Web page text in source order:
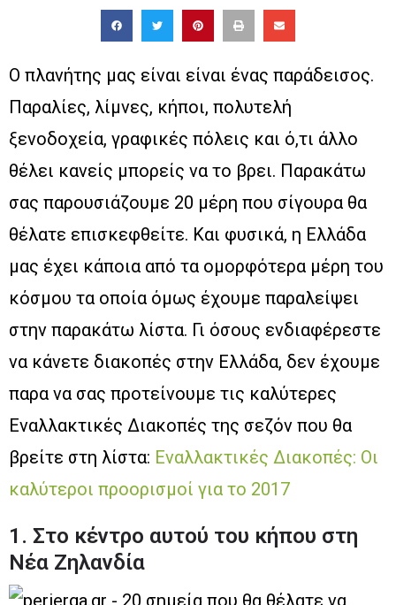
O πλανήτης μας είναι είναι ένας παράδεισος.
Παραλίες, λίμνες, κήποι, πολυτελή
ξενοδοχεία, γραφικές πόλεις και ό,τι άλλο
θέλει κανείς μπορείς να το βρει. Παρακάτω
σας παρουσιάζουμε 20 μέρη που σίγουρα θα
θέλατε επισκεφθείτε. Και φυσικά, η Ελλάδα
μας έχει κάποια από τα ομορφότερα μέρη του
κόσμου τα οποία όμως έχουμε παραλείψει
στην παρακάτω λίστα. Γι όσους ενδιαφέρεστε
να κάνετε διακοπές στην Ελλάδα, δεν έχουμε
παρα να σας προτείνουμε τις καλύτερες
Εναλλακτικές Διακοπές της σεζόν που θα
βρείτε στη λίστα: Εναλλακτικές Διακοπές: Οι
καλύτεροι προορισμοί για το 2017
1. Στο κέντρο αυτού του κήπου στη
Νέα Ζηλανδία